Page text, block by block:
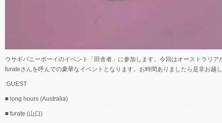
ウサギバニーボーイのイベント「田舎者」に参加します。今回はオーストラリ
furateさんを呼んでの豪華なイベントとなります。お時間ありましたら是非お越
:GUEST
■ long hours (Australia)
■ furate (山口)